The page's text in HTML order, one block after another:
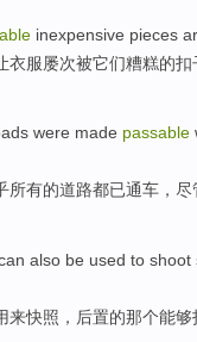
inexpensive pieces
衣服屡次被它们糟糕的扣
were made passable
所有的道路都已通车 ， 尽
also be used to shoot
来快照 ， 后置的那个能够